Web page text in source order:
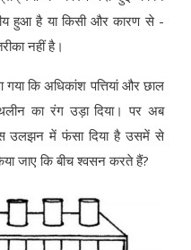
हुआ है या किसी और कारण से -
नहीं है।
कि अधिकांश पत्तियां और छाल
का रंग उड़ा दिया। पर अब
उलझन में फंसा दिया है उसमें से
जाए कि बीच श्वसन करते हैं?